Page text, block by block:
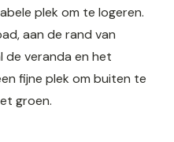
plek om te logeren.
aan de rand van
de veranda en het
fijne plek om buiten te
groen.